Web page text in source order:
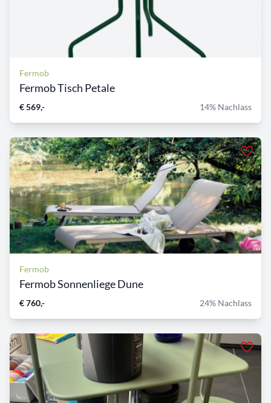
Fermob
Fermob Tisch Petale
€ 569,- 14% Nachlass
Fermob
Fermob Sonnenliege Dune
€ 760,- 24% Nachlass